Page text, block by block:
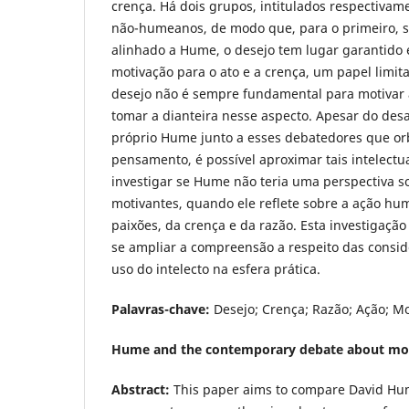
crença. Há dois grupos, intitulados
não-humeanos, de modo que, para o primeiro,
alinhado a Hume, o desejo tem lugar garantido
motivação para o ato e a crença, um papel
desejo não é sempre fundamental para motivar
tomar a dianteira nesse aspecto. Apesar do
próprio Hume junto a esses debatedores que
pensamento, é possível aproximar tais
investigar se Hume não teria uma perspectiva
motivantes, quando ele reflete sobre a ação
paixões, da crença e da razão. Esta
se ampliar a compreensão a respeito das
uso do intelecto na esfera prática.
Palavras-chave: Desejo; Crença; Razão; Ação;
Hume and the contemporary debate about
Abstract: This paper aims to compare David